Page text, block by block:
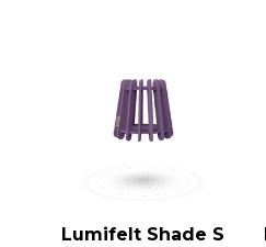
Lumifelt Shade S